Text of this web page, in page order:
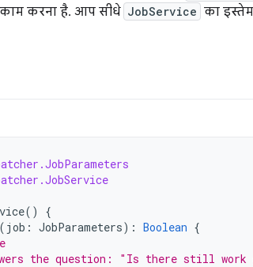
करना है. आप सीधे JobService का
()
{
( job : JobParameters): Boolean {
the question: "Is there still work